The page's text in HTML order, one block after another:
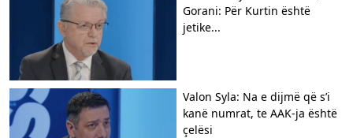
Gorani: Për Kurtin është
jetike...
Valon Syla: Na e dijmë që s’i
kanë numrat, te AAK-ja është
çelësi